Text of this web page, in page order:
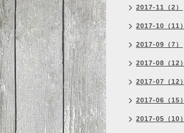
2017-11（2）
2017-10（11）
2017-09（7）
2017-08（12）
2017-07（12）
2017-06（15）
2017-05（10）